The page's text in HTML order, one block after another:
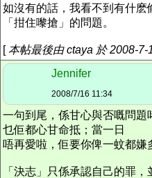
如沒有的話，我看不到有什
「拑住嚟搶」的問題。
[本帖最後由 ctaya 於 2008-7-
Jennifer
2008/7/16 11:34
一句到尾，係甘心與否嘅問題
乜佢都心甘命抵；當一日
唔再愛啦，佢要你俾一蚊都嫌
「決志」只係承認自己的罪